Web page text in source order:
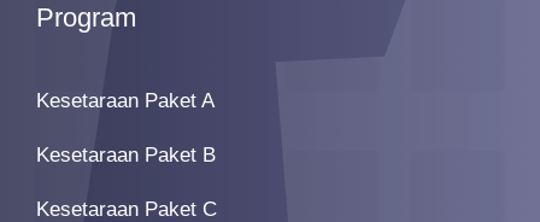
Program
Kesetaraan Paket A
Kesetaraan Paket B
Kesetaraan Paket C